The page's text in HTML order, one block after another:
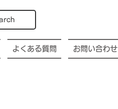
よくある質問 お問い合わせ